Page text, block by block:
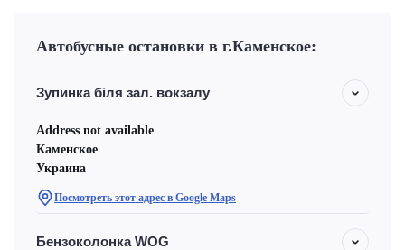
Автобусные остановки в г.Каменское:
Зупинка біля зал. вокзалу
Address not available
Каменское
Украина
Посмотреть этот адрес в Google Maps
Бензоколонка WOG